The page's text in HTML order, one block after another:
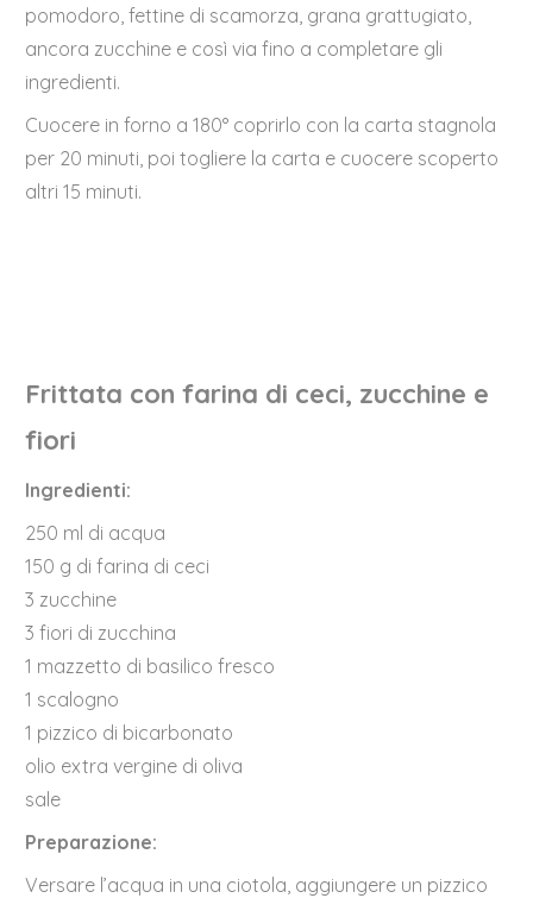
pomodoro, fettine di scamorza, grana grattugiato,
ancora zucchine e così via fino a completare gli
ingredienti.
Cuocere in forno a 180° coprirlo con la carta stagnola
per 20 minuti, poi togliere la carta e cuocere scoperto
altri 15 minuti.
Frittata con farina di ceci, zucchine e
fiori
Ingredienti:
250 ml di acqua
150 g di farina di ceci
3 zucchine
3 fiori di zucchina
1 mazzetto di basilico fresco
1 scalogno
1 pizzico di bicarbonato
olio extra vergine di oliva
sale
Preparazione:
Versare l’acqua in una ciotola, aggiungere un pizzico